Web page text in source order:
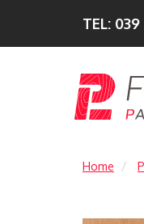
TEL:
Home